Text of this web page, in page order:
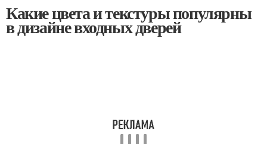
Какие цвета и текстуры популярны
в дизайне входных дверей